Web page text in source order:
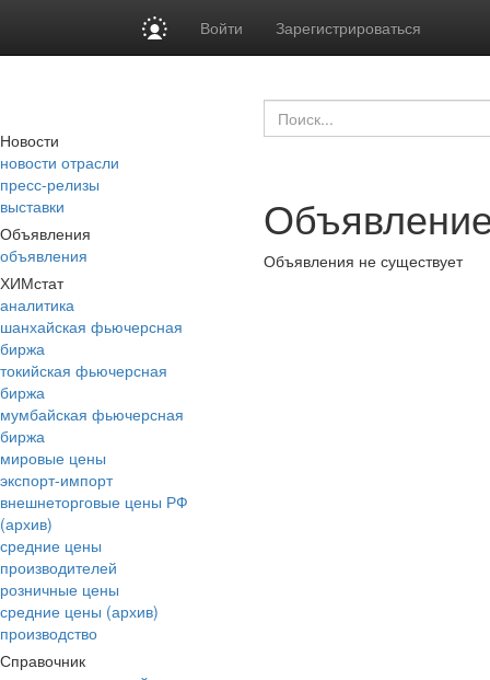
Войти Зарегистрироваться
Новости
новости отрасли
пресс-релизы
выставки
Объявления
объявления
ХИМстат
аналитика
шанхайская фьючерсная
биржа
токийская фьючерсная
биржа
мумбайская фьючерсная
биржа
мировые цены
экспорт-импорт
внешнеторговые цены РФ
(архив)
средние цены
производителей
розничные цены
средние цены (архив)
производство
Справочник
Объявления не существует